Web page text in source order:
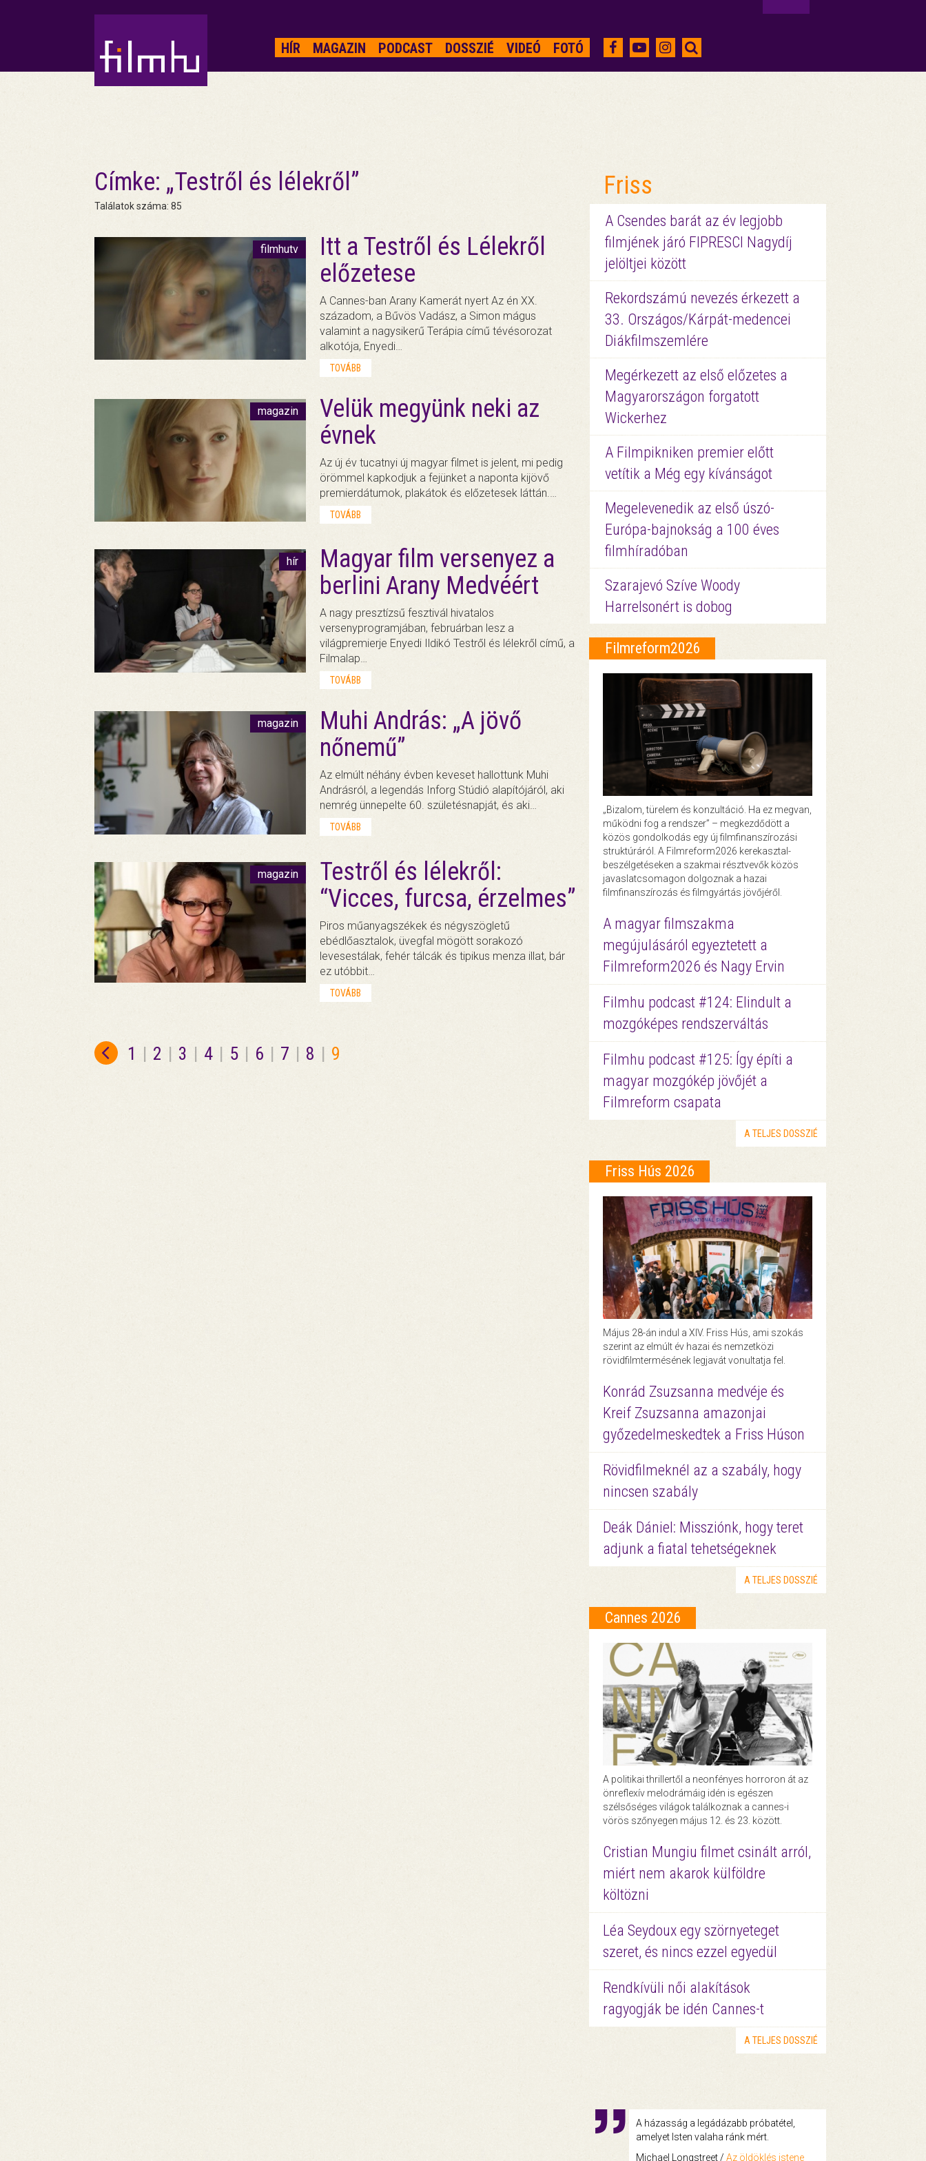
HÍR MAGAZIN PODCAST DOSSZIÉ VIDEÓ FOTÓ
Címke: „Testről és lélekről”
Találatok száma: 85
filmhutv
Itt a Testről és Lélekről
előzetese
A Cannes-ban Arany Kamerát nyert Az én XX.
századom, a Bűvös Vadász, a Simon mágus
valamint a nagysikerű Terápia című tévésorozat
alkotója, Enyedi…
TOVÁBB
magazin
Velük megyünk neki az
évnek
Az új év tucatnyi új magyar filmet is jelent, mi pedig
örömmel kapkodjuk a fejünket a naponta kijövő
premierdátumok, plakátok és előzetesek láttán.…
TOVÁBB
hír
Magyar film versenyez a
berlini Arany Medvéért
A nagy presztízsű fesztivál hivatalos
versenyprogramjában, februárban lesz a
világpremierje Enyedi Ildikó Testről és lélekről című, a
Filmalap…
TOVÁBB
magazin
Muhi András: „A jövő
nőnemű”
Az elmúlt néhány évben keveset hallottunk Muhi
Andrásról, a legendás Inforg Stúdió alapítójáról, aki
nemrég ünnepelte 60. születésnapját, és aki…
TOVÁBB
magazin
Testről és lélekről:
“Vicces, furcsa, érzelmes”
Piros műanyagszékek és négyszögletű
ebédlőasztalok, üvegfal mögött sorakozó
levesestálak, fehér tálcák és tipikus menza illat, bár
ez utóbbit…
TOVÁBB
1 | 2 | 3 | 4 | 5 | 6 | 7 | 8 | 9
Friss
A Csendes barát az év legjobb
filmjének járó FIPRESCI Nagydíj
jelöltjei között
Rekordszámú nevezés érkezett a
33. Országos/Kárpát-medencei
Diákfilmszemlére
Megérkezett az első előzetes a
Magyarországon forgatott
Wickerhez
A Filmpikniken premier előtt
vetítik a Még egy kívánságot
Megelevenedik az első úszó-
Európa-bajnokság a 100 éves
filmhíradóban
Szarajevó Szíve Woody
Harrelsonért is dobog
Filmreform2026
„Bizalom, türelem és konzultáció. Ha ez megvan,
működni fog a rendszer” – megkezdődött a
közös gondolkodás egy új filmfinanszírozási
struktúráról. A Filmreform2026 kerekasztal-
beszélgetéseken a szakmai résztvevők közös
javaslatcsomagon dolgoznak a hazai
filmfinanszírozás és filmgyártás jövőjéről.
A magyar filmszakma
megújulásáról egyeztetett a
Filmreform2026 és Nagy Ervin
Filmhu podcast #124: Elindult a
mozgóképes rendszerváltás
Filmhu podcast #125: Így építi a
magyar mozgókép jövőjét a
Filmreform csapata
A TELJES DOSSZIÉ
Friss Hús 2026
Május 28-án indul a XIV. Friss Hús, ami szokás
szerint az elmúlt év hazai és nemzetközi
rövidfilmtermésének legjavát vonultatja fel.
Konrád Zsuzsanna medvéje és
Kreif Zsuzsanna amazonjai
győzedelmeskedtek a Friss Húson
Rövidfilmeknél az a szabály, hogy
nincsen szabály
Deák Dániel: Missziónk, hogy teret
adjunk a fiatal tehetségeknek
A TELJES DOSSZIÉ
Cannes 2026
A politikai thrillertől a neonfényes horroron át az
önreflexív melodrámáig idén is egészen
szélsőséges világok találkoznak a cannes-i
vörös szőnyegen május 12. és 23. között.
Cristian Mungiu filmet csinált arról,
miért nem akarok külföldre
költözni
Léa Seydoux egy szörnyeteget
szeret, és nincs ezzel egyedül
Rendkívüli női alakítások
ragyogják be idén Cannes-t
A TELJES DOSSZIÉ
A házasság a legádázabb próbatétel,
amelyet Isten valaha ránk mért.
Michael Longstreet / Az öldöklés istene